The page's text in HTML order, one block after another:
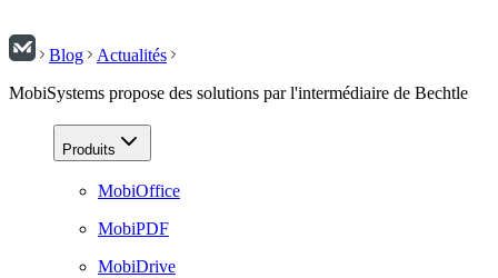
Blog
Actualités
MobiSystems propose des solutions par l'intermédiaire de Bechtle
Produits
MobiOffice
MobiPDF
MobiDrive